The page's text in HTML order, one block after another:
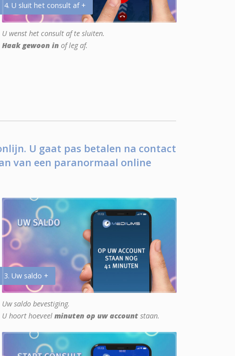
4. U sluit het consult af +
U wenst het consult af te sluiten.
Haak gewoon in of leg af.
U gaat pas betalen na contact
van een paranormaal online
3. Uw saldo +
Uw saldo bevestiging.
U hoort hoeveel minuten op uw account staan.